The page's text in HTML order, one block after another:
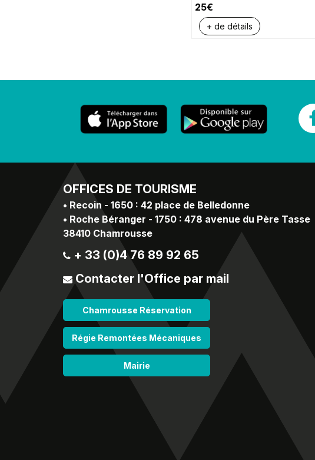
25€
+ de détails
OFFICES DE TOURISME
• Recoin - 1650 : 42 place de Belledonne
• Roche Béranger - 1750 : 478 avenue du Père Tasse
38410 Chamrousse
+ 33 (0)4 76 89 92 65
Contacter l'Office par mail
Chamrousse Réservation
Régie Remontées Mécaniques
Mairie